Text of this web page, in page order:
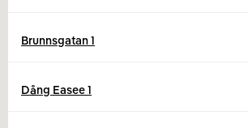
Brunnsgatan 1
Dång Easee 1